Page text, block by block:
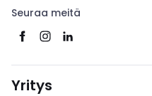
Seuraa meitä
Yritys